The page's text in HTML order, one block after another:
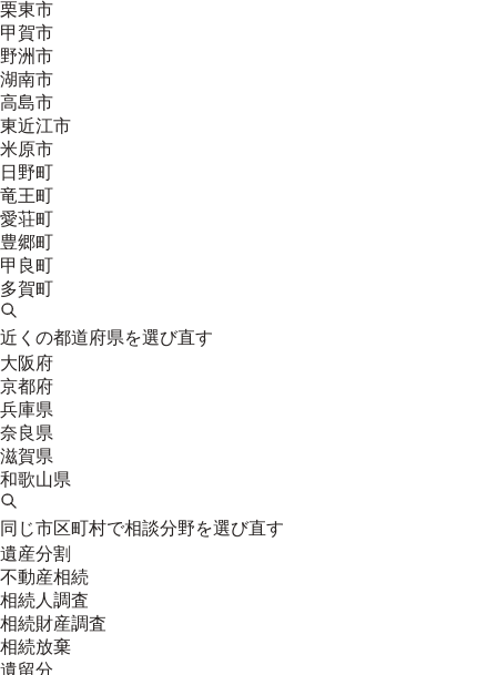
栗東市
甲賀市
野洲市
湖南市
高島市
東近江市
米原市
日野町
竜王町
愛荘町
豊郷町
甲良町
多賀町
近くの都道府県を選び直す
大阪府
京都府
兵庫県
奈良県
滋賀県
和歌山県
同じ市区町村で相談分野を選び直す
遺産分割
不動産相続
相続人調査
相続財産調査
相続放棄
遺留分